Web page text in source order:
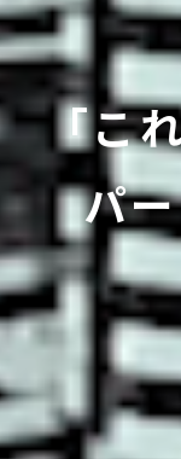
｢こ
パ